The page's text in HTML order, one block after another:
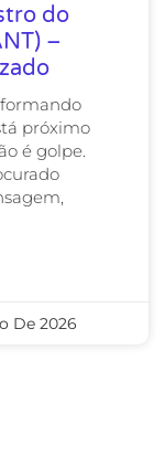
do
–
próximo
é golpe.
De 2026